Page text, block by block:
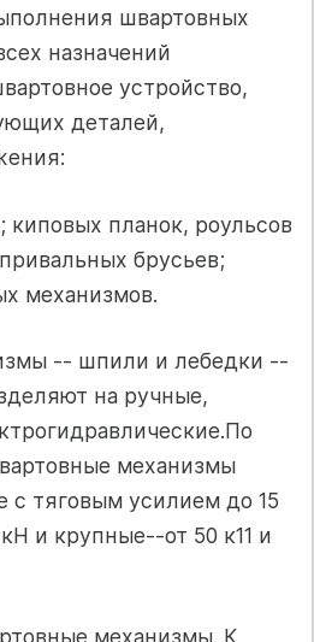
швартовных
назначений
устройство,
деталей,
киповых планок, роульсов
брусьев;
механизмов.
-- шпили и лебедки --
на ручные,
механизмы
с тяговым усилием до 15
и крупные--от 50 к11 и